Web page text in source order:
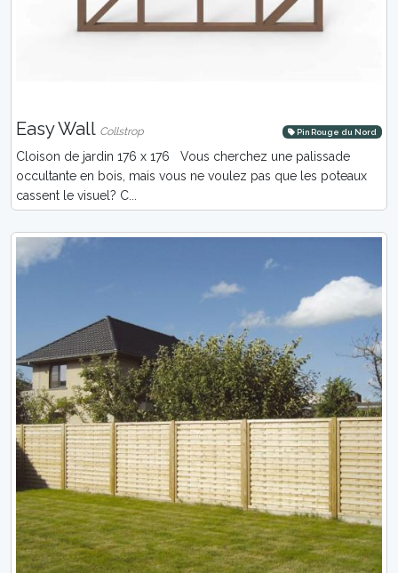
Easy Wall Collstrop Pin Rouge du Nord
Cloison de jardin 176 x 176 Vous cherchez une palissade
occultante en bois, mais vous ne voulez pas que les poteaux
cassent le visuel? C...